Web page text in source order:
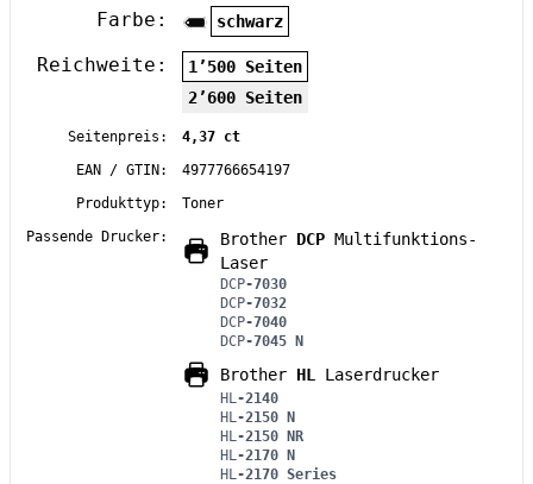
Farbe:
schwarz
Reichweite:
1’500 Seiten
2’600 Seiten
Seitenpreis:
4,37 ct
EAN / GTIN:
4977766654197
Produkttyp:
Toner
Passende Drucker:
Brother DCP Multifunktions-
Laser
DCP-7030
DCP-7032
DCP-7040
DCP-7045 N
Brother HL Laserdrucker
HL-2140
HL-2150 N
HL-2150 NR
HL-2170 N
HL-2170 Series